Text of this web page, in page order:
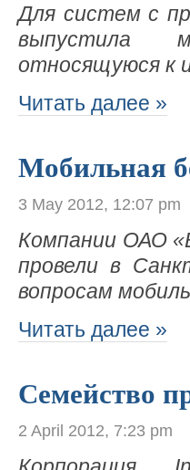
Для систем с
выпустила
относящуюся к
Читать далее »
Мобильная
3 May 2012, 12:07 pm
Компании ОАО
провели в
вопросам
Читать далее »
Семейство
2 April 2012, 7:23 pm